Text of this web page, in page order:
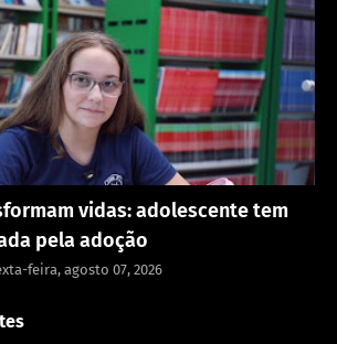
vidas: adolescente tem
pela adoção
feira, agosto 07, 2026